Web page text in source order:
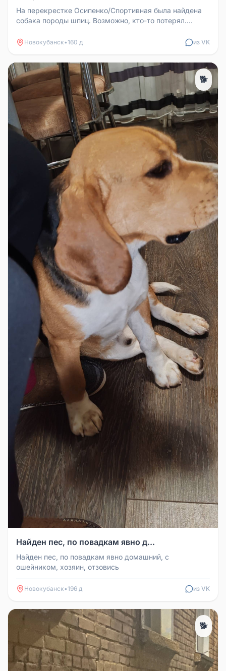
На перекрестке Осипенко/Спортивная была найдена
собака породы шпиц. Возможно, кто-то потерял.
Новокубанск•160 д из VK
🐕
Найден пес, по повадкам явно д...
Найден пес, по повадкам явно домашний, с
ошейником, хозяин, отзовись
Новокубанск•196 д из VK
🐕